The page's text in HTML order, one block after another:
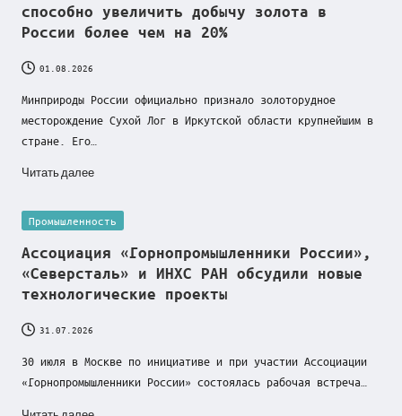
способно увеличить добычу золота в
России более чем на 20%
01.08.2026
Минприроды России официально признало золоторудное
месторождение Сухой Лог в Иркутской области крупнейшим в
стране. Его…
Читать далее
Posted
Промышленность
Ассоциация «Горнопромышленники России»,
«Северсталь» и ИНХС РАН обсудили новые
технологические проекты
31.07.2026
30 июля в Москве по инициативе и при участии Ассоциации
«Горнопромышленники России» состоялась рабочая встреча…